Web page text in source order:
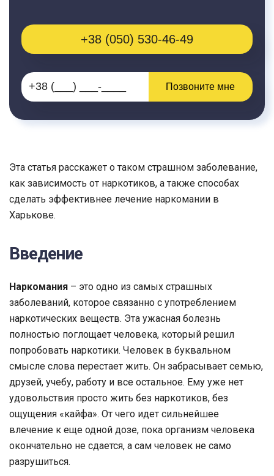
+38 (050) 530-46-49
Позвоните мне
Эта статья расскажет о таком страшном заболевание,
как зависимость от наркотиков, а также способах
сделать эффективнее лечение наркомании в
Харькове.
Введение
Наркомания – это одно из самых страшных
заболеваний, которое связанно с употреблением
наркотических веществ. Эта ужасная болезнь
полностью поглощает человека, который решил
попробовать наркотики. Человек в буквальном
смысле слова перестает жить. Он забрасывает семью,
друзей, учебу, работу и все остальное. Ему уже нет
удовольствия просто жить без наркотиков, без
ощущения «кайфа». От чего идет сильнейшее
влечение к еще одной дозе, пока организм человека
окончательно не сдается, а сам человек не само
разрушиться.